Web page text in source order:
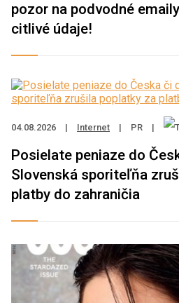
pozor na podvodné
citlivé údaje!
04.08.2026 | Internet | PR |
Posielate peniaze do
Slovenská sporiteľňa
platby do zahraničia